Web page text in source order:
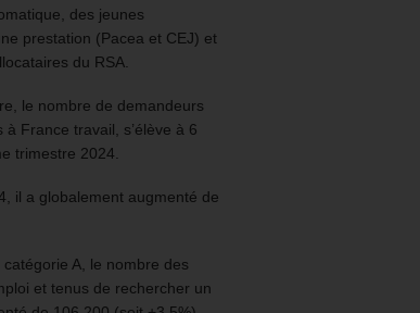
des jeunes
prestation (Pacea et CEJ) et
du RSA.
le nombre de demandeurs
à France travail, s’élève à 6
trimestre 2024.
il a globalement augmenté de
A, le nombre des
et tenus de rechercher un